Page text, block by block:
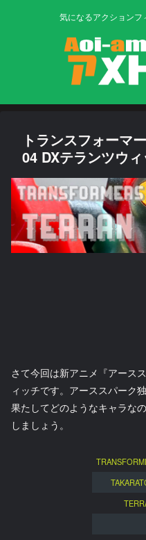
気になるアクションフ
トランスフォーマ
04 DXテランツウ
さて今回は新アニメ『アース
ィッチです。アーススパーク
果たしてどのようなキャラな
しましょう。